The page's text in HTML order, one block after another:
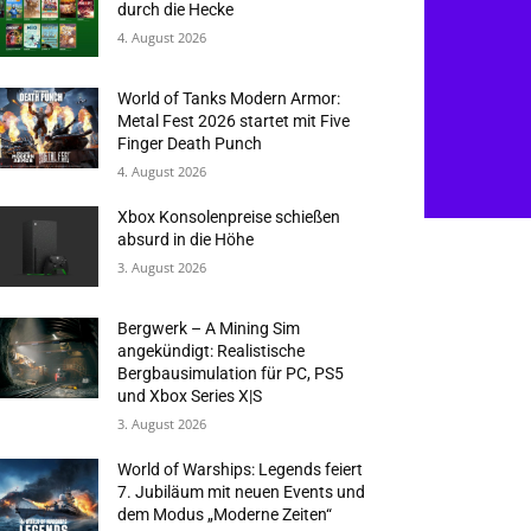
durch die Hecke
4. August 2026
World of Tanks Modern Armor:
Metal Fest 2026 startet mit Five
Finger Death Punch
4. August 2026
Xbox Konsolenpreise schießen
absurd in die Höhe
3. August 2026
Bergwerk – A Mining Sim
angekündigt: Realistische
Bergbausimulation für PC, PS5
und Xbox Series X|S
3. August 2026
World of Warships: Legends feiert
7. Jubiläum mit neuen Events und
dem Modus „Moderne Zeiten“